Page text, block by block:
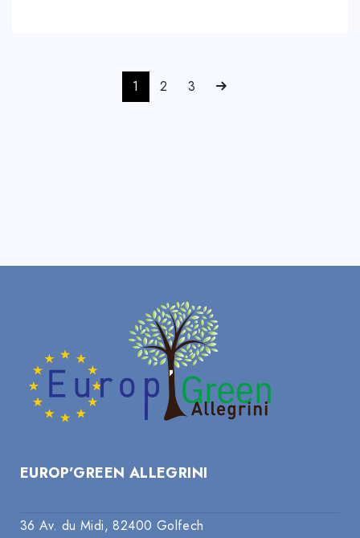
soulagés grâce à une répartition optimisée du
1 2 3
EUROP’GREEN ALLEGRINI
36 Av. du Midi, 82400 Golfech